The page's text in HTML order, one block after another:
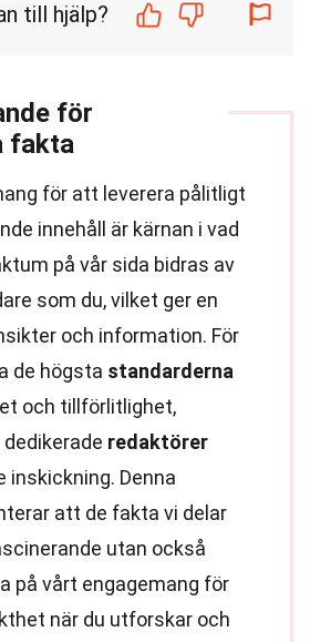
till hjälp?
för
fakta
för att leverera pålitligt
innehåll är kärnan i vad
på vår sida bidras av
som du, vilket ger en
och information. För
de högsta standarderna
och tillförlitlighet,
redaktörer
inskickning. Denna
att de fakta vi delar
utan också
på vårt engagemang för
när du utforskar och